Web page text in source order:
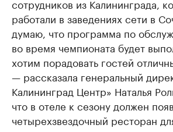
сотрудников из Калининграда,
работали в заведениях сети в
думаю, что программа по
во время чемпионата будет
хотим порадовать гостей
— рассказала генеральный
Калининград Центр» Наталья
что в отеле к сезону должен
четырехзвездочный ресторан